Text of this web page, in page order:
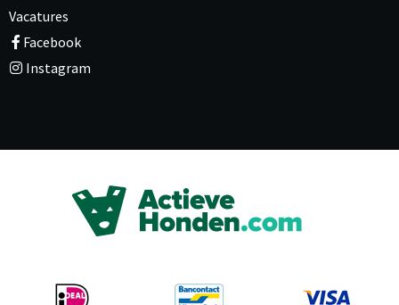
Vacatures
Facebook
Instagram